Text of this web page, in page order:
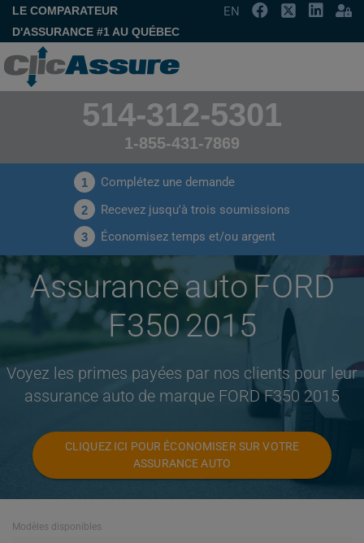
LE COMPARATEUR
D'ASSURANCE #1 AU QUÉBEC
EN
514-312-5301
1-855-431-7869
1 Complétez une demande
2 Recevez jusqu'à trois soumissions
3 Économisez temps et/ou argent
Assurance auto FORD
F350 2015
Voyez les primes payées par nos clients pour leur
assurance auto de marque FORD F350 2015
CLIQUEZ ICI POUR ÉCONOMISER SUR VOTRE
ASSURANCE AUTO
Modèles disponibles